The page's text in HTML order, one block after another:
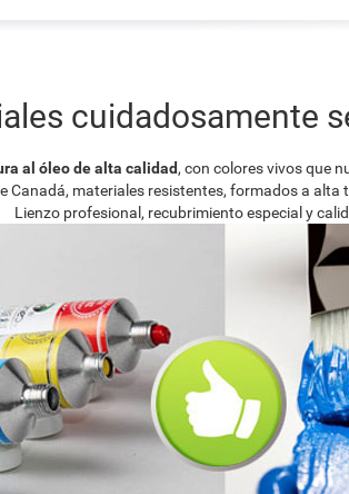
cuidadosamente
al óleo de alta calidad, con colores vivos que
Canadá, materiales resistentes, formados a
Lienzo profesional, recubrimiento especial y